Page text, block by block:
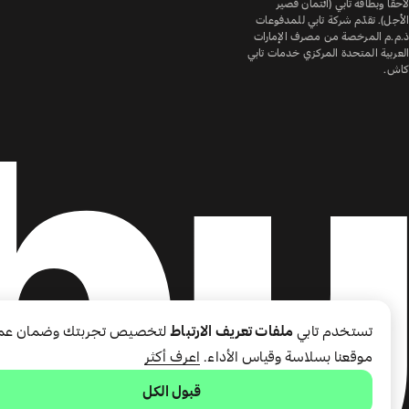
لاحقًا وبطاقة تابي (ائتمان قصير
الأجل). تقدّم شركة تابي للمدفوعات
ذ.م.م المرخصة من مصرف الإمارات
العربية المتحدة المركزي خدمات تابي
كاش.
تستخدم تابي ملفات تعريف الارتباطلتخصيص تجربتك وضمان
موقعنا بسلاسة وقياس الأداء. اعرف أكثر
قبول الكل